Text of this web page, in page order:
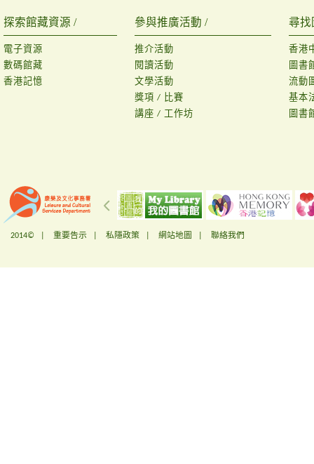
探索館藏資源 /
電子資源
數碼館藏
香港記憶
參與推廣活動 /
推介活動
閱讀活動
文學活動
獎項 / 比賽
講座 / 工作坊
尋找
香港
圖書
流動
基本
圖書
2014© | 重要告示 私隱政策 網站地圖 聯絡我們